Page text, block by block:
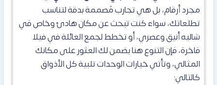
مجرد أرقام، بل هي تجارب مُصممة بدقة لتناسب
تطلعاتك، سواء كنت تبحث عن مكان هادئ وخاص في
شاليه أنيق وعصري، أو تخطط لجمع العائلة في فيلا
فاخرة، فإن التنوع هنا يضمن لك العثور على مكانك
المثالي، وتأتي خيارات الوحدات تلبية كل الأذواق
كالتالي: